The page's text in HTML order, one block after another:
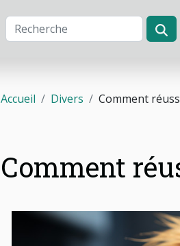
Accueil Divers Comment
Comment